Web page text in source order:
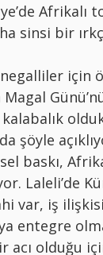
Afrikalı
sinsi bir
için
şöyle
baskı,
Laleli’de
var, iş
entegre
acı olduğu